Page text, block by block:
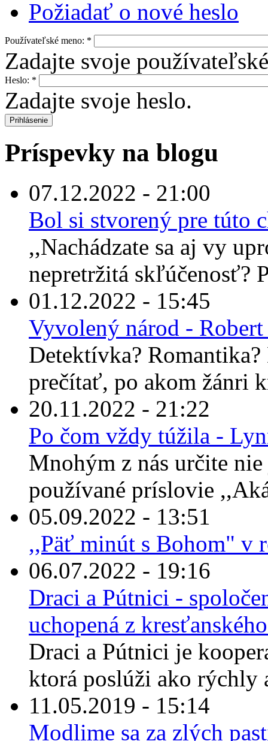
Požiadať o nové heslo
Používateľské meno: *
Zadajte svoje
Heslo: *
Zadajte svoje heslo.
Príspevky na blogu
07.12.2022 - 21:00
Bol si stvorený pre túto
,,Nachádzate sa aj vy
nepretržitá skľúčenosť?
01.12.2022 - 15:45
Vyvolený národ -
Detektívka?
prečítať, po akom žánri
20.11.2022 - 21:22
Po čom vždy túžila -
Mnohým z nás určite nie
používané príslovie
05.09.2022 - 13:51
,,Päť minút s Bohom" v
06.07.2022 - 19:16
Draci a Pútnici -
uchopená z
Draci a Pútnici je
ktorá poslúži ako rýchly
11.05.2019 - 15:14
Modlime sa za zlých